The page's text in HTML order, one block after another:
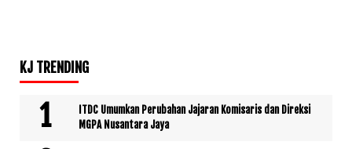
KJ TRENDING
ITDC Umumkan Perubahan Jajaran Komisaris dan Direksi
MGPA Nusantara Jaya